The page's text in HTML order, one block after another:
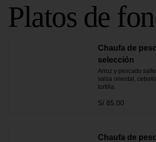
Platos de
Chaufa de
selección
Arroz y pescado
salsa oriental,
tortilla.
S/ 85.00
Chaufa de